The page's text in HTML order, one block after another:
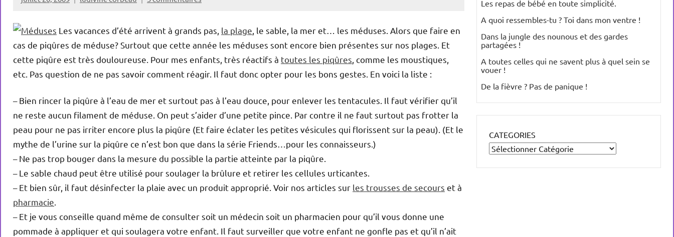
Les vacances d’été arrivent à grands pas, la plage , le sable, la mer et… les méduses. Alors que faire en
cas de piqûres de méduse? Surtout que cette année les méduses sont encore bien présentes sur nos plages. Et
cette piqûre est très douloureuse. Pour mes enfants, très réactifs à toutes les piqûres , comme les moustiques,
etc. Pas question de ne pas savoir comment réagir. Il faut donc opter pour les bons gestes. En voici la liste :
– Bien rincer la piqûre à l’eau de mer et surtout pas à l’eau douce, pour enlever les tentacules. Il faut vérifier qu’il
ne reste aucun filament de méduse. On peut s’aider d’une petite pince. Par contre il ne faut surtout pas frotter la
peau pour ne pas irriter encore plus la piqûre (Et faire éclater les petites vésicules qui florissent sur la peau). (Et le
mythe de l’urine sur la piqûre ce n’est bon que dans la série Friends…pour les connaisseurs.)
– Ne pas trop bouger dans la mesure du possible la partie atteinte par la piqûre.
– Le sable chaud peut être utilisé pour soulager la brûlure et retirer les cellules urticantes.
– Et bien sûr, il faut désinfecter la plaie avec un produit approprié. Voir nos articles sur les trousses de secours et à
pharmacie
– Et je vous conseille quand même de consulter soit un médecin soit un pharmacien pour qu’il vous donne une
pommade à appliquer et qui soulagera votre enfant. Il faut surveiller que votre enfant ne gonfle pas et qu’il n’ait
Les repas de bébé en toute simplicité.
A quoi ressembles-tu ? Toi dans mon ventre !
Dans la jungle des nounous et des gardes
partagées !
A toutes celles qui ne savent plus à quel sein se
vouer !
De la fièvre ? Pas de panique !
CATEGORIES